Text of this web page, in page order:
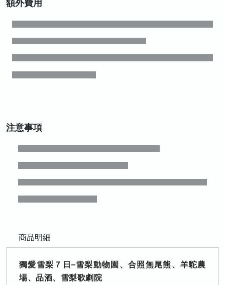
額外費用
注意事項
商品明細
獨愛雪梨７日–雪梨動物園、合照無尾熊、羊駝農
場、品酒、雪梨歌劇院